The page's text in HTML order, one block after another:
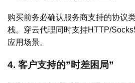
购买前务必确认服务商支持的协议
栈。穿云代理同时支持HTTP/
应用场景。
4. 客户支持的”时差困局”